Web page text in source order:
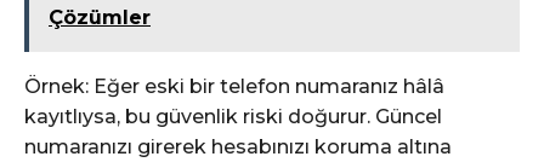
Çözümler
Örnek: Eğer eski bir telefon numaranız hâlâ
kayıtlıysa, bu güvenlik riski doğurur. Güncel
numaranızı girerek hesabınızı koruma altına